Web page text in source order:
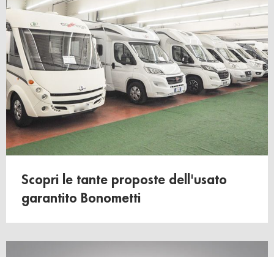
Scopri le tante proposte dell'usato
garantito Bonometti